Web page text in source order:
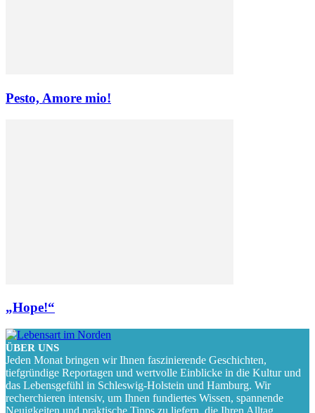
Pesto, Amore mio!
„Hope!“
ÜBER UNS
Jeden Monat bringen wir Ihnen faszinierende Geschichten,
tiefgründige Reportagen und wertvolle Einblicke in die Kultur und
das Lebensgefühl in Schleswig-Holstein und Hamburg. Wir
recherchieren intensiv, um Ihnen fundiertes Wissen, spannende
Neuigkeiten und praktische Tipps zu liefern, die Ihren Alltag